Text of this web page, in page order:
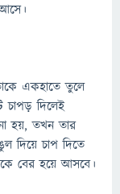
একহাতে তুলে
চাপড় দিলেই
হয়, তখন তার
দিয়ে চাপ দিতে
বের হয়ে আসবে।